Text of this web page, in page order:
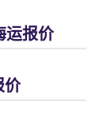
运报价
价